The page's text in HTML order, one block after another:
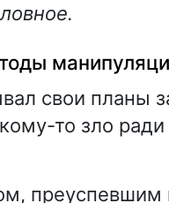
свои планы
то зло ради
преуспевшим